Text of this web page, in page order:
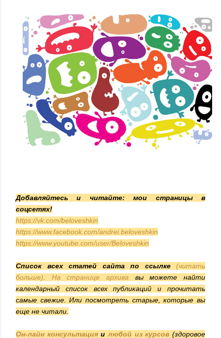
Добавляйтесь и читайте: мои страницы в
соцсетях!
https://vk.com/beloveshkin
https://www.facebook.com/andrei.beloveshkin
https://www.youtube.com/user/Beloveshkin
Список всех статей сайта по ссылке
(читать
больше). Настранице архива вы можете найти
календарный список всех публикаций и прочитать
самые свежие. Или посмотреть старые, которые вы
еще не читали.
Он-лайн консультацияилюбой из курсов (здоровое